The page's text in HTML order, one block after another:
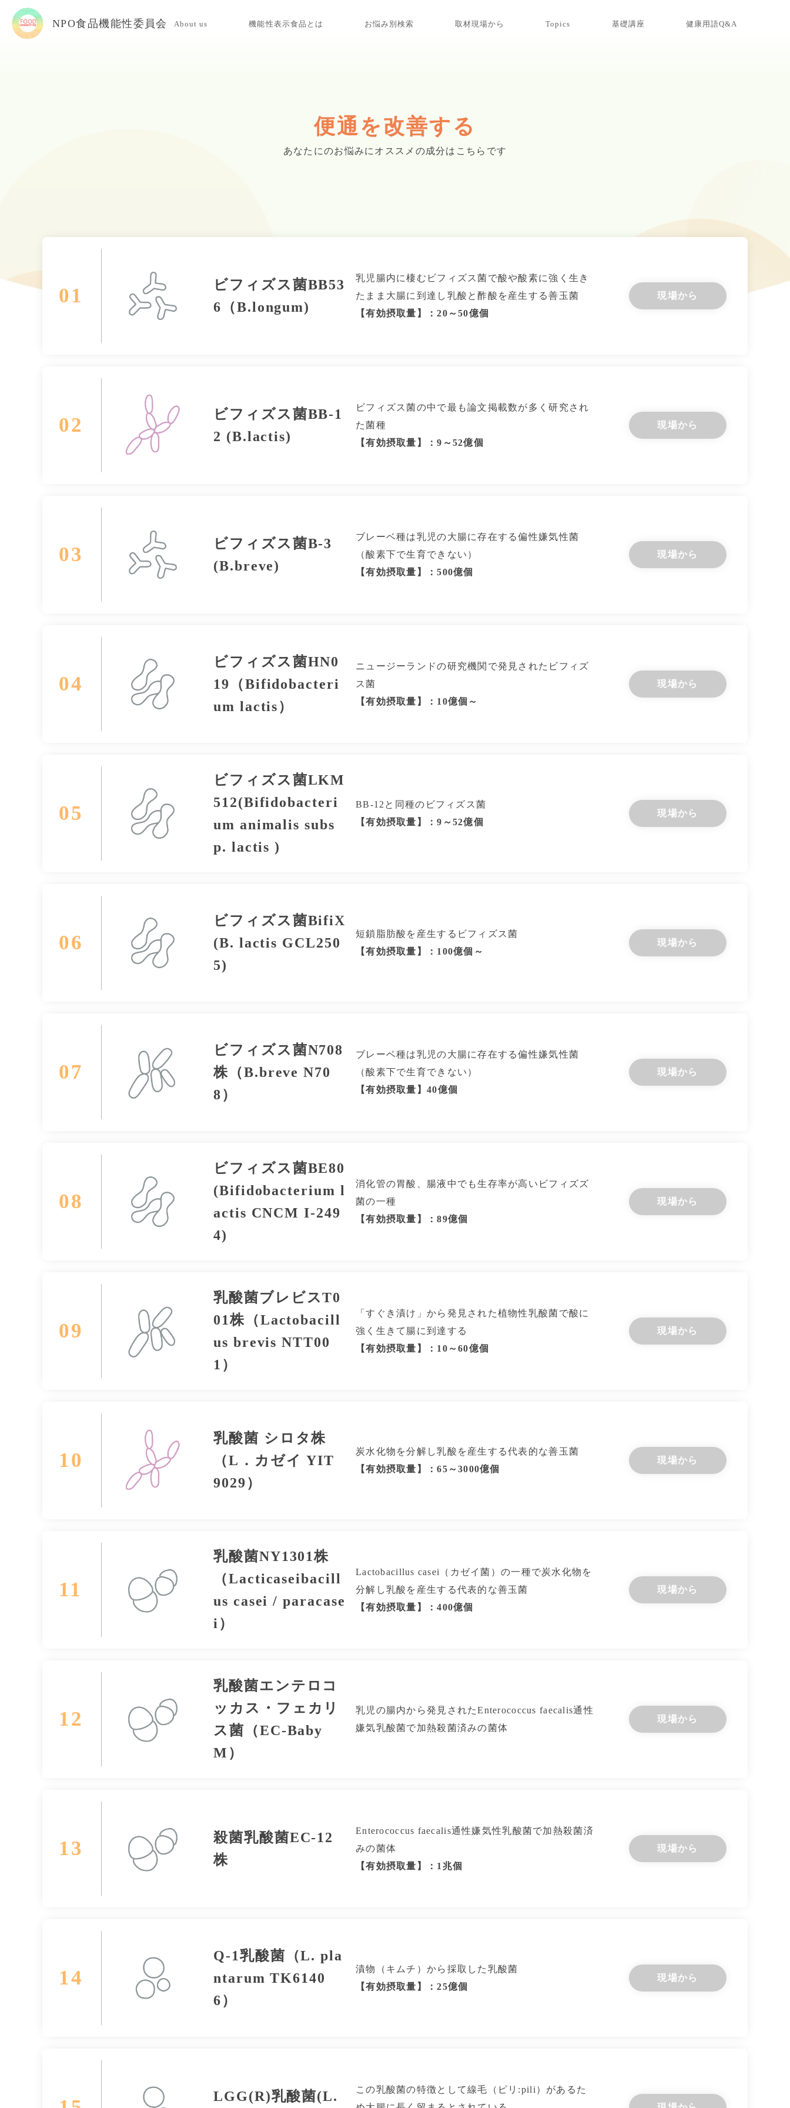
NPO食品機能性委員会 About us 機能性表示食品とは お悩み別検索 取材現場から Topics 基礎講座 健康用語Q&A
便通を改善する
あなたにのお悩みにオススメの成分はこちらです
01
ビフィズス菌BB53
6（B.longum)
乳児腸内に棲むビフィズス菌で酸や酸素に強く生き
たまま大腸に到達し乳酸と酢酸を産生する善玉菌
【有効摂取量】：20～50億個
現場から
02
ビフィズス菌BB-1
2 (B.lactis)
ビフィズス菌の中で最も論文掲載数が多く研究され
た菌種
【有効摂取量】：9～52億個
現場から
03
ビフィズス菌B-3
(B.breve)
ブレーベ種は乳児の大腸に存在する偏性嫌気性菌
（酸素下で生育できない）
【有効摂取量】：500億個
現場から
04
ビフィズス菌HN0
19（Bifidobacteri
um lactis）
ニュージーランドの研究機関で発見されたビフィズ
ス菌
【有効摂取量】：10億個～
現場から
05
ビフィズス菌LKM
512(Bifidobacteri
um animalis subs
p. lactis )
BB-12と同種のビフィズス菌
【有効摂取量】：9～52億個
現場から
06
ビフィズス菌BifiX
(B. lactis GCL250
5)
短鎖脂肪酸を産生するビフィズス菌
【有効摂取量】：100億個～
現場から
07
ビフィズス菌N708
株（B.breve N70
8）
ブレーベ種は乳児の大腸に存在する偏性嫌気性菌
（酸素下で生育できない）
【有効摂取量】40億個
現場から
08
ビフィズス菌BE80
(Bifidobacterium l
actis CNCM I-249
4)
消化管の胃酸、腸液中でも生存率が高いビフィズズ
菌の一種
【有効摂取量】：89億個
現場から
09
乳酸菌ブレビスT0
01株（Lactobacill
us brevis NTT00
1）
「すぐき漬け」から発見された植物性乳酸菌で酸に
強く生きて腸に到達する
【有効摂取量】：10～60億個
現場から
10
乳酸菌 シロタ株
（L．カゼイ YIT
9029）
炭水化物を分解し乳酸を産生する代表的な善玉菌
【有効摂取量】：65～3000億個
現場から
11
乳酸菌NY1301株
（Lacticaseibacill
us casei / paracase
i）
Lactobacillus casei（カゼイ菌）の一種で炭水化物を
分解し乳酸を産生する代表的な善玉菌
【有効摂取量】：400億個
現場から
12
乳酸菌エンテロコ
ッカス・フェカリ
ス菌（EC-Baby
M）
乳児の腸内から発見されたEnterococcus faecalis通性
嫌気乳酸菌で加熱殺菌済みの菌体
現場から
13
殺菌乳酸菌EC-12
株
Enterococcus faecalis通性嫌気性乳酸菌で加熱殺菌済
みの菌体
【有効摂取量】：1兆個
現場から
14
Q-1乳酸菌（L. pla
ntarum TK6140
6）
漬物（キムチ）から採取した乳酸菌
【有効摂取量】：25億個
現場から
LGG(R)乳酸菌(L.
この乳酸菌の特徴として線毛（ピリ:pili）があるた